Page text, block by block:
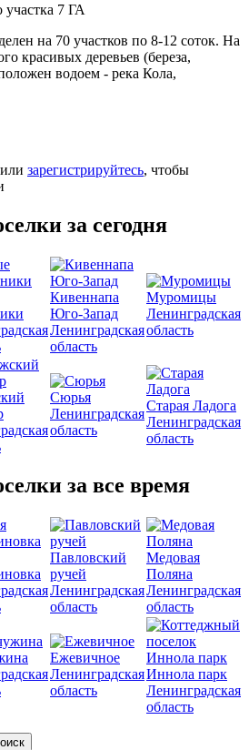
участка 7 ГА
на 70 участков по 8-12 соток. На
красивых деревьев (береза,
водоем - река Кола,
поселок «Уют»
или зарегистрируйтесь, чтобы
за сегодня
Кивеннапа
Юго-Запад
Ленинградская
область
Муромицы
Ленинградская
область
Сюрья
Ленинградская
область
Старая Ладога
Ленинградская
область
за все время
Павловский
ручей
Ленинградская
область
Медовая
Поляна
Ленинградская
область
Ежевичное
Ленинградская
область
Иннола парк
Ленинградская
область